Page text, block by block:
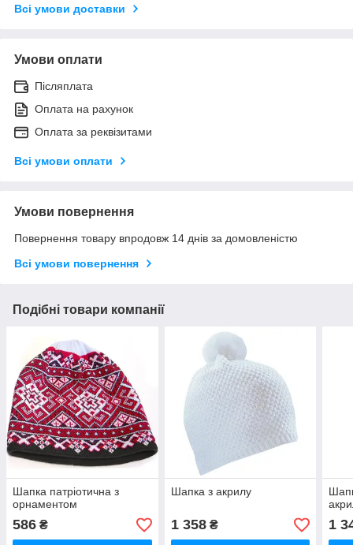
Всі умови доставки
Умови оплати
Післяплата
Оплата на рахунок
Оплата за реквізитами
Всі умови оплати
Умови повернення
Повернення товару впродовж 14 днів за домовленістю
Всі умови повернення
Подібні товари компанії
Шапка патріотична з
орнаментом
586 ₴
Шапка з акрилу
1 358₴ 1